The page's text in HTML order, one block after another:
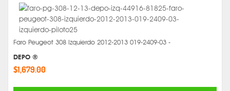
Faro Peugeot 308 Izquierdo 2012-2013 019-2409-03 -
DEPO ®
$1,679.00